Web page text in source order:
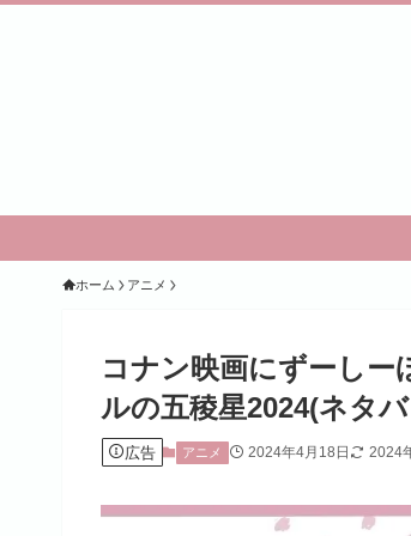
ホーム アニメ
コナン映画にずーしー
ルの五稜星2024(ネタ
広告 アニメ 2024年4月18日 2024